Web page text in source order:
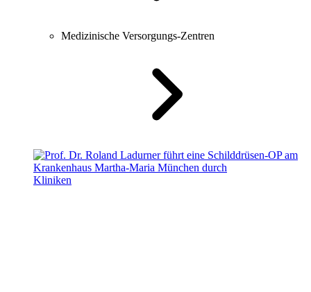
Medizinische Versorgungs-Zentren
Kliniken